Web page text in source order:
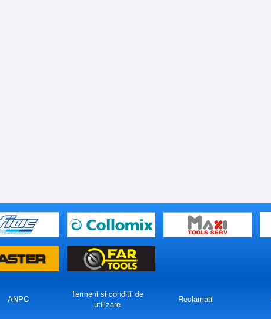
ANPC
Termeni si conditii de
utilizare
Reclamatii